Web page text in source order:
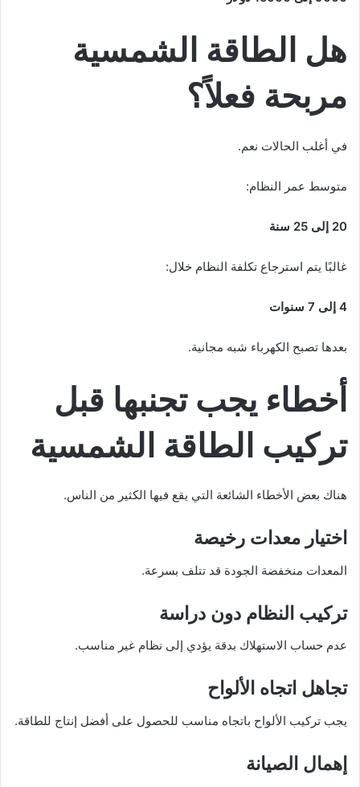
هل الطاقة الشمسية
مربحة فعلاً؟
في أغلب الحالات نعم.
متوسط عمر النظام:
20 إلى 25 سنة
غالبًا يتم استرجاع تكلفة النظام خلال:
4 إلى 7 سنوات
بعدها تصبح الكهرباء شبه مجانية.
أخطاء يجب تجنبها قبل
تركيب الطاقة الشمسية
هناك بعض الأخطاء الشائعة التي يقع فيها الكثير من الناس.
اختيار معدات رخيصة
المعدات منخفضة الجودة قد تتلف بسرعة.
تركيب النظام دون دراسة
عدم حساب الاستهلاك بدقة يؤدي إلى نظام غير مناسب.
تجاهل اتجاه الألواح
يجب تركيب الألواح باتجاه مناسب للحصول على أفضل إنتاج للطاقة.
إهمال الصيانة